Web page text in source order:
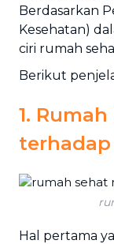
Berdasarkan
Kesehatan)
ciri rumah
Berikut
1.
Hal pertama